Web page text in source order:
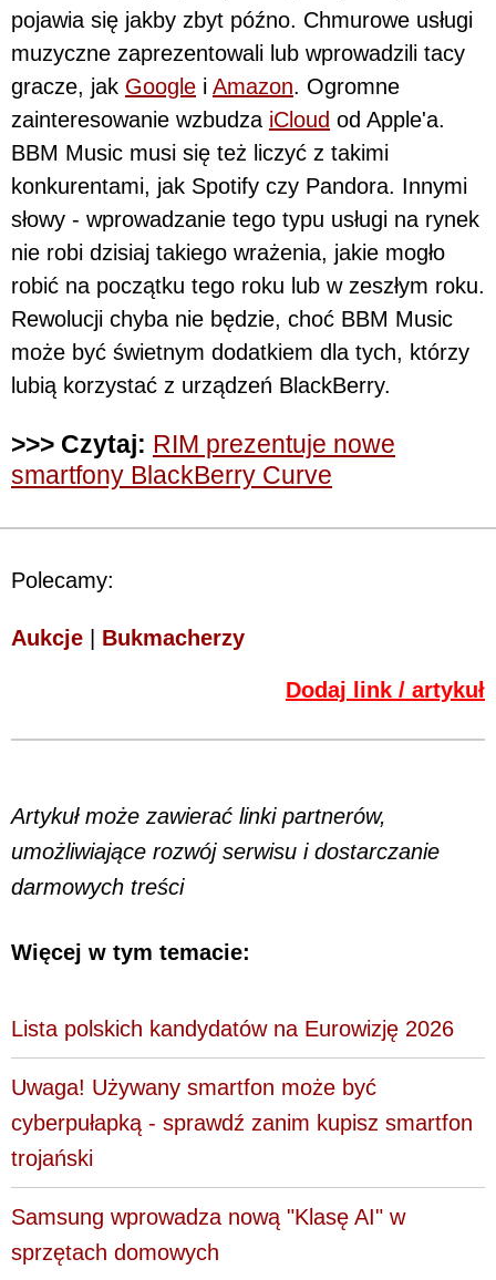
pojawia się jakby zbyt późno. Chmurowe usługi
muzyczne zaprezentowali lub wprowadzili tacy
gracze, jak Google i Amazon. Ogromne
zainteresowanie wzbudza iCloud od Apple'a.
BBM Music musi się też liczyć z takimi
konkurentami, jak Spotify czy Pandora. Innymi
słowy - wprowadzanie tego typu usługi na rynek
nie robi dzisiaj takiego wrażenia, jakie mogło
robić na początku tego roku lub w zeszłym roku.
Rewolucji chyba nie będzie, choć BBM Music
może być świetnym dodatkiem dla tych, którzy
lubią korzystać z urządzeń BlackBerry.
>>> Czytaj: RIM prezentuje nowe
smartfony BlackBerry Curve
Polecamy:
Aukcje Bukmacherzy
Dodaj link / artykuł
Artykuł może zawierać linki partnerów,
umożliwiające rozwój serwisu i dostarczanie
darmowych treści
Więcej w tym temacie:
Lista polskich kandydatów na Eurowizję 2026
Uwaga! Używany smartfon może być
cyberpułapką - sprawdź zanim kupisz smartfon
trojański
Samsung wprowadza nową "Klasę AI" w
sprzętach domowych